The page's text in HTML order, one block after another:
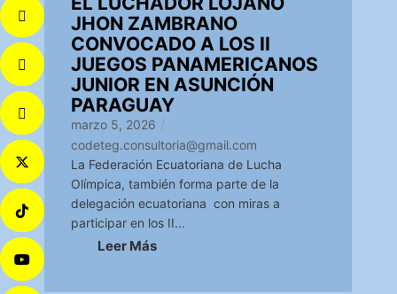
JHON ZAMBRANO
CONVOCADO A LOS II
JUEGOS PANAMERICANOS
JUNIOR EN ASUNCIÓN
PARAGUAY
marzo 5, 2026 /
codeteg.consultoria@gmail.com
La Federación Ecuatoriana de Lucha
Olímpica, también forma parte de la
delegación ecuatoriana con miras a
participar en los II...
Leer Más